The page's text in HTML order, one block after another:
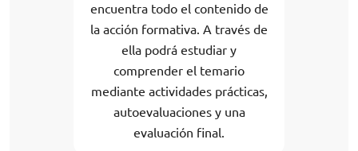
encuentra todo el contenido de
la acción formativa. A través de
ella podrá estudiar y
comprender el temario
mediante actividades prácticas,
autoevaluaciones y una
evaluación final.